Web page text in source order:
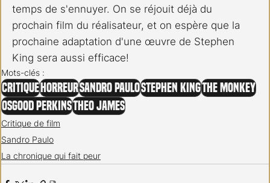
temps de s'ennuyer. On se réjouit déjà du
prochain film du réalisateur, et on espère que la
prochaine adaptation d'une œuvre de Stephen
King sera aussi efficace!
Mots-clés :
CritiquehorreurSandro PauloStephen KingThe Monkey
Osgood PerkinsTheo James
Critique de film
Sandro Paulo
La chronique qui fait peur